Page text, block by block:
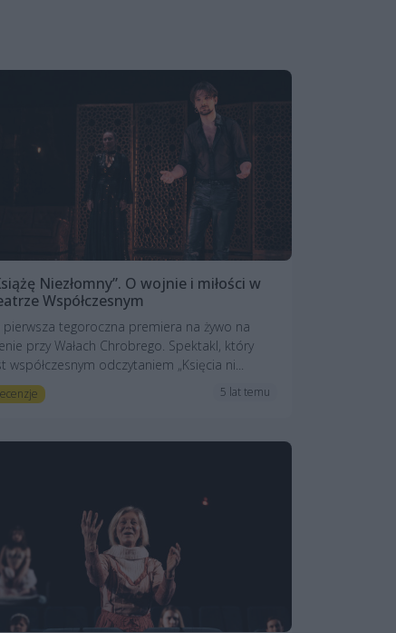
Niezłomny”. O wojnie i miłości w
Współczesnym
pierwsza tegoroczna premiera na żywo na
przy Wałach Chrobrego. Spektakl, który
współczesnym odczytaniem „Księcia ni...
5 lat temu